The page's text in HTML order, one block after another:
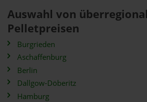
Auswahl von
Pelletpreisen
Burgrieden
Aschaffenburg
Berlin
Dallgow-Döberitz
Hamburg